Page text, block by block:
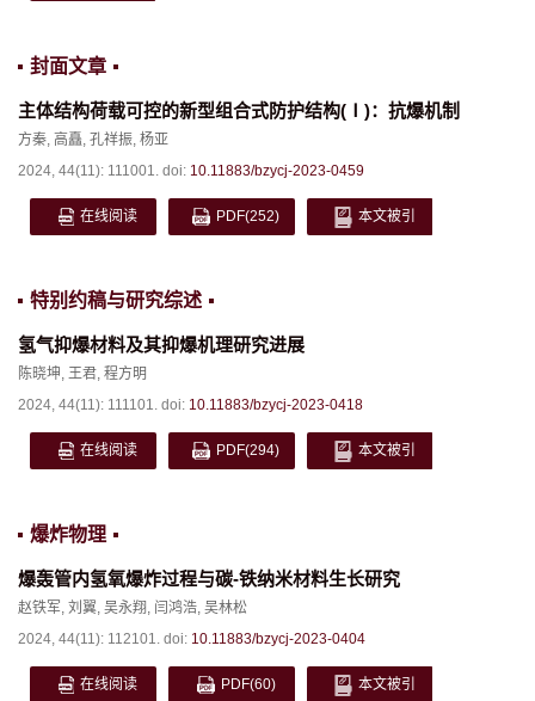
封面文章
主体结构荷载可控的新型组合式防护结构(Ⅰ)：抗爆机制
方秦, 高矗, 孔祥振, 杨亚
2024, 44(11): 111001. doi: 10.11883/bzycj-2023-0459
在线阅读 PDF(252) 本文被引
特别约稿与研究综述
氢气抑爆材料及其抑爆机理研究进展
陈晓坤, 王君, 程方明
2024, 44(11): 111101. doi: 10.11883/bzycj-2023-0418
在线阅读 PDF(294) 本文被引
爆炸物理
爆轰管内氢氧爆炸过程与碳-铁纳米材料生长研究
赵铁军, 刘翼, 吴永翔, 闫鸿浩, 吴林松
2024, 44(11): 112101. doi: 10.11883/bzycj-2023-0404
在线阅读 PDF(60) 本文被引